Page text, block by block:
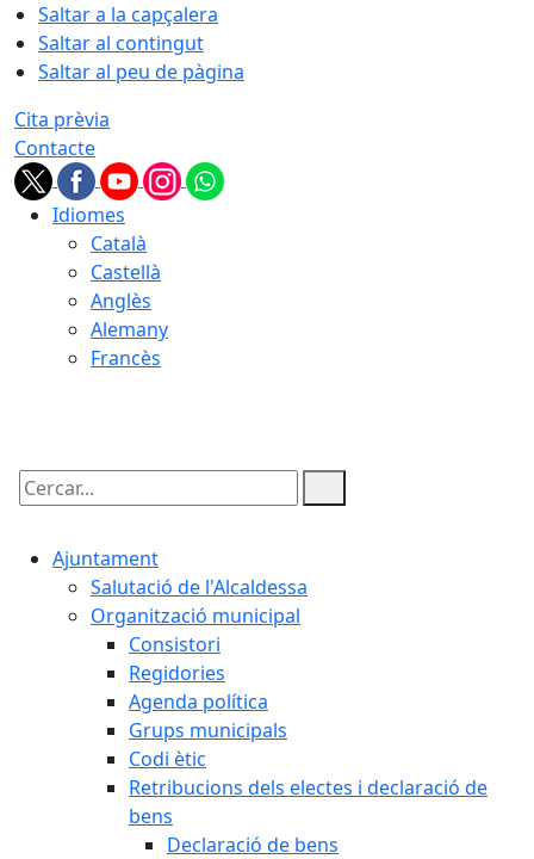
Saltar a la capçalera
Saltar al contingut
Saltar al peu de pàgina
Cita prèvia
Contacte
Idiomes
Català
Castellà
Anglès
Alemany
Francès
Cercar:
Ajuntament
Salutació de l'Alcaldessa
Organització municipal
Consistori
Regidories
Agenda política
Grups municipals
Codi ètic
Retribucions dels electes i declaració de
bens
Declaració de bens